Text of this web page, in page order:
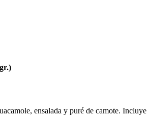
ensalada y puré de camote. Incluye